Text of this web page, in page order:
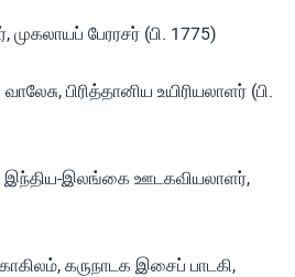
முகலாயப் பேரரசர் (பி. 1775)
பிரித்தானிய உயிரியலாளர் (பி.
இந்திய-இலங்கை ஊடகவியலாளர்,
கருநாடக இசைப் பாடகி,